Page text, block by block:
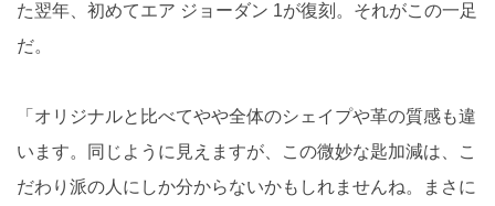
た翌年、初めてエア ジョーダン 1が復刻。それがこの一足
だ。
「オリジナルと比べてやや全体のシェイプや革の質感も違
います。同じように見えますが、この微妙な匙加減は、こ
だわり派の人にしか分からないかもしれませんね。まさに